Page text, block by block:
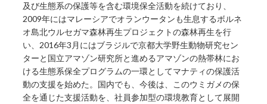
及び生態系の保護等を含む環境保全活動を続けており、
2009年にはマレーシアでオランウータンも生息するボルネ
オ島北ウルセガマ森林再生プロジェクトの森林再生を行
い、2016年3月にはブラジルで京都大学野生動物研究セン
ターと国立アマゾン研究所と進めるアマゾンの熱帯林にお
ける生態系保全プログラムの一環としてマナティの保護活
動の支援を始めた。国内でも、今後は、このウミガメの保
全を通じた支援活動を、社員参加型の環境教育として展開